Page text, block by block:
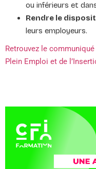
ou inférieurs et
Rendre le
leurs employeurs.
Retrouvez le
Plein Emploi et de